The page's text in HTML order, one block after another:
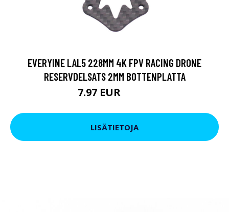
EVERYINE LAL5 228MM 4K FPV RACING DRONE
RESERVDELSATS 2MM BOTTENPLATTA
7.97 EUR
LISÄTIETOJA